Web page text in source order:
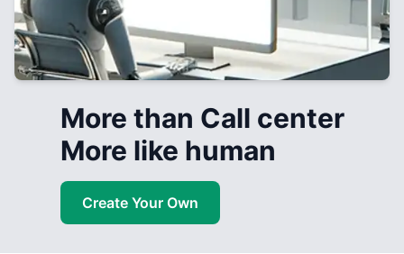
More than Call center
More like human
Create Your Own